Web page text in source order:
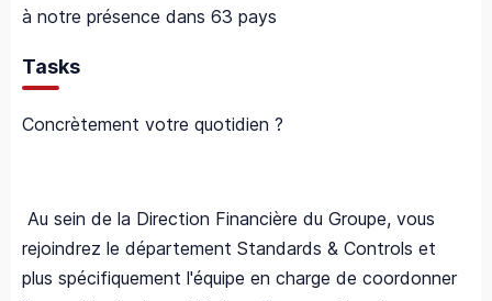
à notre présence dans 63 pays
Tasks
Concrètement votre quotidien ?
Au sein de la Direction Financière du Groupe, vous
rejoindrez le département Standards & Controls et
plus spécifiquement l'équipe en charge de coordonner